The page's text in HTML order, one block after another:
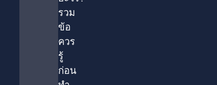
รวม
ข้อ
ควร
รู้
ก่อน